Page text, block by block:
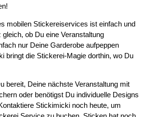
mobilen Stickereiservices ist einfach und
ob Du eine Veranstaltung
nur Deine Garderobe aufpeppen
bringt die Stickerei-Magie dorthin, wo Du
bereit, Deine nächste Veranstaltung mit
oder benötigst Du individuelle Designs
Stickimicki noch heute, um